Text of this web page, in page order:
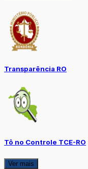
Transparência RO
Tô no Controle TCE-RO
Ver mais